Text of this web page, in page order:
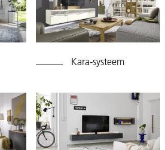
Kara-systeem